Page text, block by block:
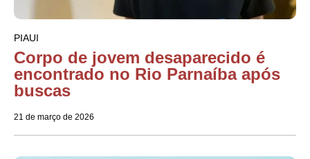
PIAUI
Corpo de jovem desaparecido é
encontrado no Rio Parnaíba após
buscas
21 de março de 2026